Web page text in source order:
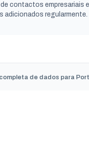
de contactos empresariais
adicionados regularmente.
de dados para